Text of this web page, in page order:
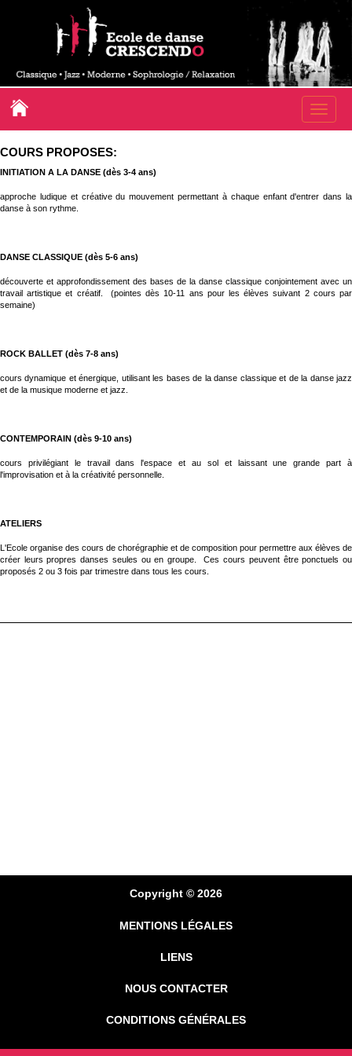
Toggle
COURS PROPOSES:
INITIATION A LA DANSE (dès 3-4 ans)
approche ludique et créative du mouvement permettant à chaque enfant d'entrer dans la
danse à son rythme.
DANSE CLASSIQUE (dès 5-6 ans)
découverte et approfondissement des bases de la danse classique conjointement avec un
travail artistique et créatif. (pointes dès 10-11 ans pour les élèves suivant 2 cours par
semaine)
ROCK BALLET (dès 7-8 ans)
cours dynamique et énergique, utilisant les bases de la danse classique et de la danse jazz
et de la musique moderne et jazz.
CONTEMPORAIN (dès 9-10 ans)
cours privilégiant le travail dans l'espace et au sol et laissant une grande part à
l'improvisation et à la créativité personnelle.
ATELIERS
L'Ecole organise des cours de chorégraphie et de composition pour permettre aux élèves de
créer leurs propres danses seules ou en groupe. Ces cours peuvent être ponctuels ou
proposés 2 ou 3 fois par trimestre dans tous les cours.
Copyright © 2026
MENTIONS LÉGALES
LIENS
NOUS CONTACTER
CONDITIONS GÉNÉRALES